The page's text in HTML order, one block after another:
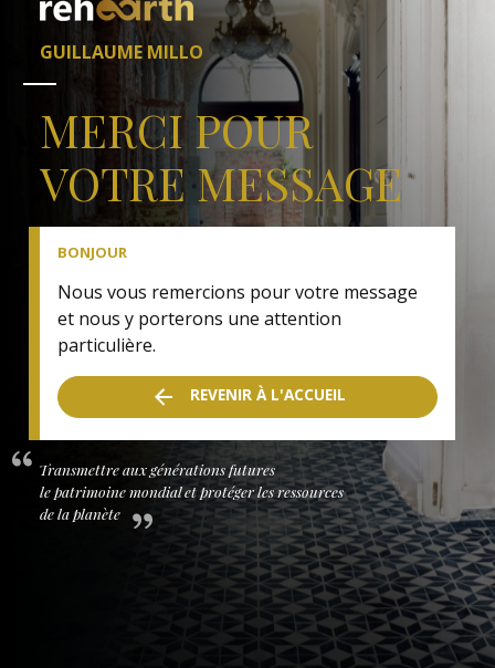
GUILLAUME MILLO
MERCI POUR
VOTRE MESSAGE
BONJOUR
Nous vous remercions pour votre message
et nous y porterons une attention
particulière.
REVENIR À L'ACCUEIL
Transmettre aux générations futures
le patrimoine mondial et protéger les ressources
de la planète